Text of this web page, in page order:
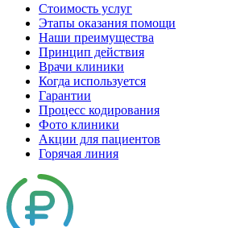
Стоимость услуг
Этапы оказания помощи
Наши преимущества
Принцип действия
Врачи клиники
Когда используется
Гарантии
Процесс кодирования
Фото клиники
Акции для пациентов
Горячая линия